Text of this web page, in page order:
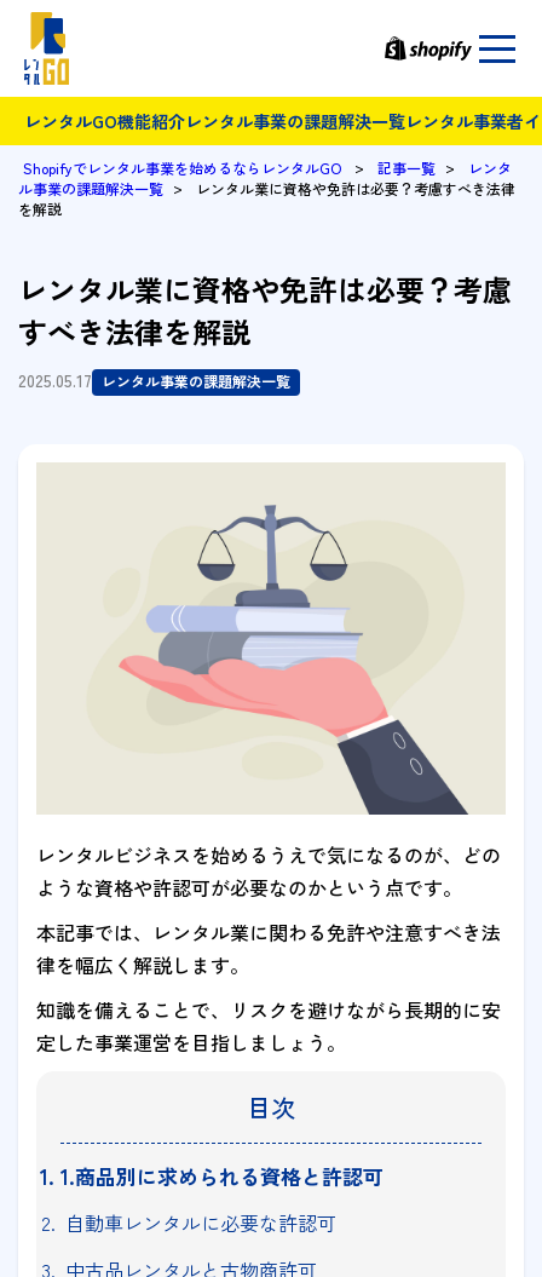
レンタルGO機能紹介レンタル事業の課題解決一覧レンタル事業者
Shopifyでレンタル事業を始めるならレンタルGO > 記事一覧 >
レンタ
ル事業の課題解決一覧 >
レンタル業に資格や免許は必要？考慮すべき法律
を解説
レンタル業に資格や免許は必要？考慮
すべき法律を解説
2025.05.17 レンタル事業の課題解決一覧
レンタルビジネスを始めるうえで気になるのが、どの
ような資格や許認可が必要なのかという点です。
本記事では、レンタル業に関わる免許や注意すべき法
律を幅広く解説します。
知識を備えることで、リスクを避けながら長期的に安
定した事業運営を目指しましょう。
目次
1.商品別に求められる資格と許認可
自動車レンタルに必要な許認可
中古品レンタルと古物商許可